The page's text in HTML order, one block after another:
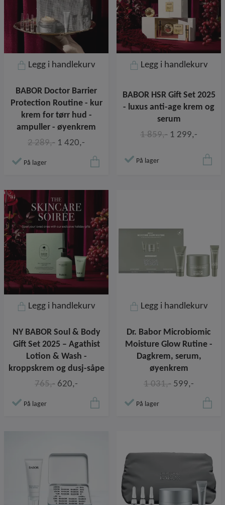
Legg i handlekurv
BABOR Doctor Barrier
Protection Routine - kur
krem for tørr hud -
ampuller - øyenkrem
2 289,- 1 420,-
På lager
Legg i handlekurv
BABOR HSR Gift Set 2025
- luxus anti-age krem og
serum
1 859,- 1 299,-
På lager
Legg i handlekurv
NY BABOR Soul & Body
Gift Set 2025 – Agathist
Lotion & Wash -
kroppskrem og dusj-såpe
765,- 620,-
På lager
Legg i handlekurv
Dr. Babor Microbiomic
Moisture Glow Rutine -
Dagkrem, serum,
øyenkrem
1 031,- 599,-
På lager